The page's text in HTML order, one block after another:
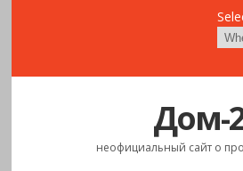
Дом-
неофициальный сайт о